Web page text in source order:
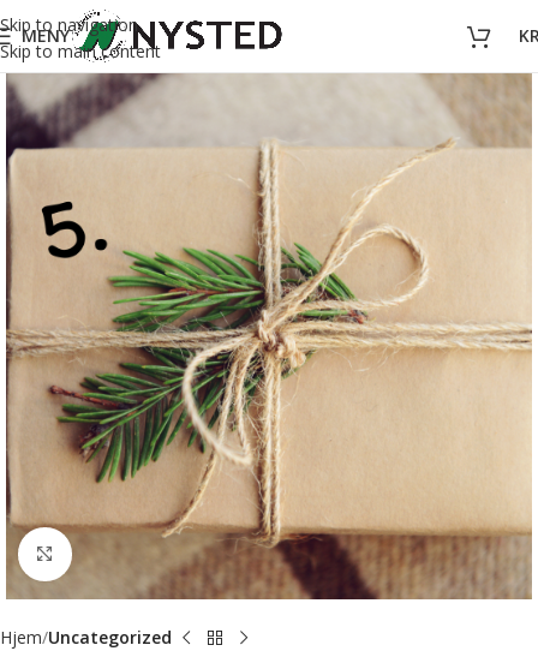
Skip to navigation
Skip to main content
MENY
Forstørr bilde
Hjem Uncategorized